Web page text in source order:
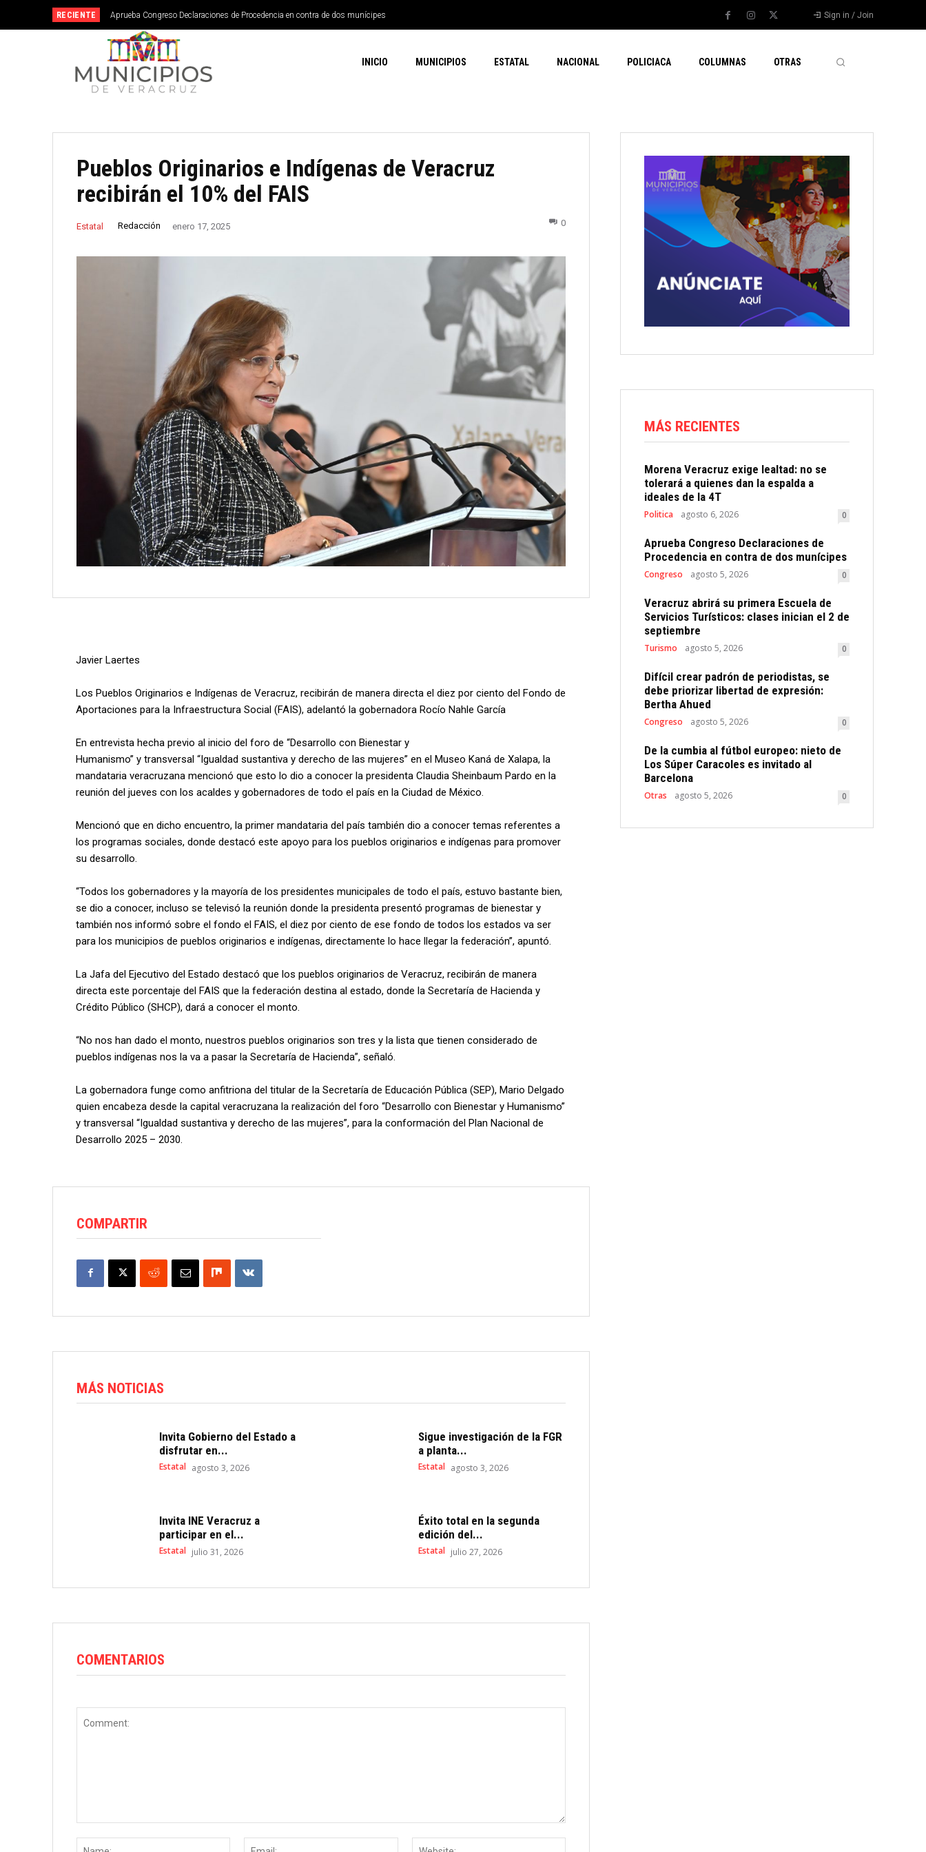
RECIENTE Aprueba Congreso Declaraciones de Procedencia en contra de dos munícipes Sign in / Join
INICIO MUNICIPIOS ESTATAL NACIONAL POLICIACA COLUMNAS OTRAS
Pueblos Originarios e Indígenas de Veracruz
recibirán el 10% del FAIS
Estatal Redacción enero 17, 2025 0
Javier Laertes
Los Pueblos Originarios e Indígenas de Veracruz, recibirán de manera directa el diez por ciento del Fondo de
Aportaciones para la Infraestructura Social (FAIS), adelantó la gobernadora Rocío Nahle García
En entrevista hecha previo al inicio del foro de “Desarrollo con Bienestar y
Humanismo” y transversal “Igualdad sustantiva y derecho de las mujeres” en el Museo Kaná de Xalapa, la
mandataria veracruzana mencionó que esto lo dio a conocer la presidenta Claudia Sheinbaum Pardo en la
reunión del jueves con los acaldes y gobernadores de todo el país en la Ciudad de México.
Mencionó que en dicho encuentro, la primer mandataria del país también dio a conocer temas referentes a
los programas sociales, donde destacó este apoyo para los pueblos originarios e indígenas para promover
su desarrollo.
“Todos los gobernadores y la mayoría de los presidentes municipales de todo el país, estuvo bastante bien,
se dio a conocer, incluso se televisó la reunión donde la presidenta presentó programas de bienestar y
también nos informó sobre el fondo el FAIS, el diez por ciento de ese fondo de todos los estados va ser
para los municipios de pueblos originarios e indígenas, directamente lo hace llegar la federación”, apuntó.
La Jafa del Ejecutivo del Estado destacó que los pueblos originarios de Veracruz, recibirán de manera
directa este porcentaje del FAIS que la federación destina al estado, donde la Secretaría de Hacienda y
Crédito Público (SHCP), dará a conocer el monto.
“No nos han dado el monto, nuestros pueblos originarios son tres y la lista que tienen considerado de
pueblos indígenas nos la va a pasar la Secretaría de Hacienda”, señaló.
La gobernadora funge como anfitriona del titular de la Secretaría de Educación Pública (SEP), Mario Delgado
quien encabeza desde la capital veracruzana la realización del foro “Desarrollo con Bienestar y Humanismo”
y transversal “Igualdad sustantiva y derecho de las mujeres”, para la conformación del Plan Nacional de
Desarrollo 2025 – 2030.
COMPARTIR
MÁS NOTICIAS
Invita Gobierno del Estado a
disfrutar en...
Estatal agosto 3, 2026
Sigue investigación de la FGR
a planta...
Estatal agosto 3, 2026
Invita INE Veracruz a
participar en el...
Estatal julio 31, 2026
Éxito total en la segunda
edición del...
Estatal julio 27, 2026
COMENTARIOS
MÁS RECIENTES
Morena Veracruz exige lealtad: no se
tolerará a quienes dan la espalda a
ideales de la 4T
Politica agosto 6, 2026 0
Aprueba Congreso Declaraciones de
Procedencia en contra de dos munícipes
Congreso agosto 5, 2026 0
Veracruz abrirá su primera Escuela de
Servicios Turísticos: clases inician el 2 de
septiembre
Turismo agosto 5, 2026 0
Difícil crear padrón de periodistas, se
debe priorizar libertad de expresión:
Bertha Ahued
Congreso agosto 5, 2026 0
De la cumbia al fútbol europeo: nieto de
Los Súper Caracoles es invitado al
Barcelona
Otras agosto 5, 2026 0